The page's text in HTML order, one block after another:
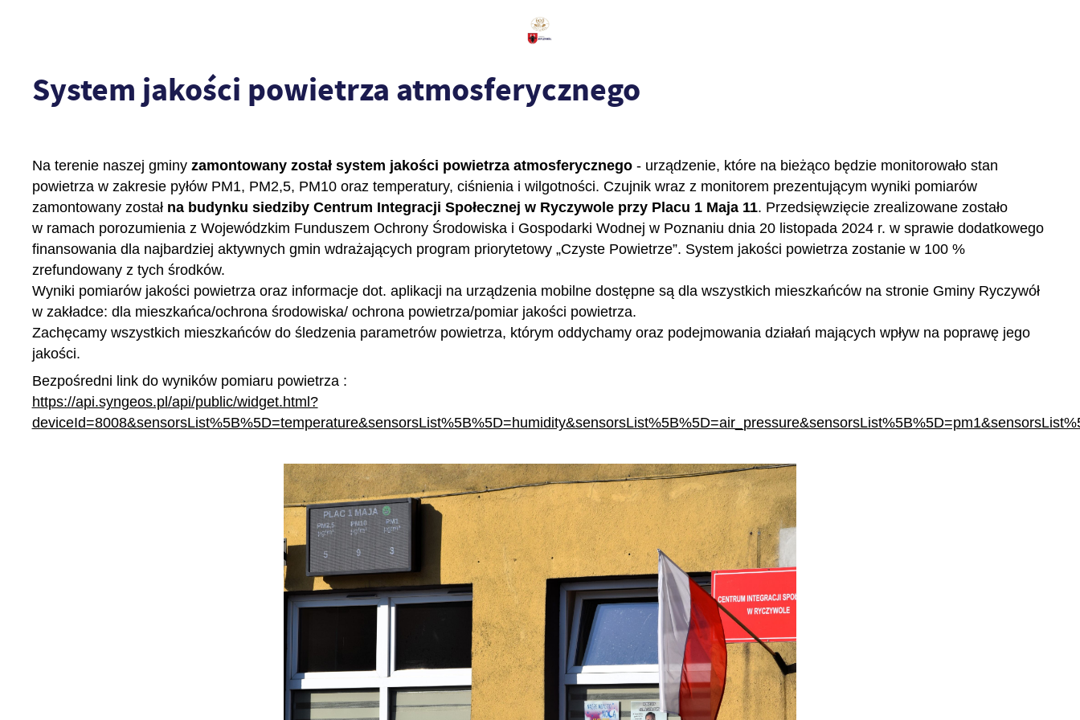
System jakości powietrza atmosferycznego
Na terenie naszej gminy zamontowany został system jakości powietrza atmosferycznego- urządzenie, które na bieżąco będzie monitorowało stan
powietrza w zakresie pyłów PM1, PM2,5, PM10 oraz temperatury, ciśnienia i wilgotności. Czujnik wraz z monitorem prezentującym wyniki pomiarów
zamontowany został na budynku siedziby Centrum Integracji Społecznej w Ryczywole przy Placu 1 Maja 11. Przedsięwzięcie zrealizowane zostało
w ramach porozumienia z Wojewódzkim Funduszem Ochrony Środowiska i Gospodarki Wodnej w Poznaniu dnia 20 listopada 2024 r. w sprawie dodatkowego
finansowania dla najbardziej aktywnych gmin wdrażających program priorytetowy „Czyste Powietrze”. System jakości powietrza zostanie w 100 %
zrefundowany z tych środków.
Wyniki pomiarów jakości powietrza oraz informacje dot. aplikacji na urządzenia mobilne dostępne są dla wszystkich mieszkańców na stronie Gminy Ryczywół
w zakładce: dla mieszkańca/ochrona środowiska/ ochrona powietrza/pomiar jakości powietrza.
Zachęcamy wszystkich mieszkańców do śledzenia parametrów powietrza, którym oddychamy oraz podejmowania działań mających wpływ na poprawę jego
jakości.
Bezpośredni link do wyników pomiaru powietrza :
https://api.syngeos.pl/api/public/widget.html?